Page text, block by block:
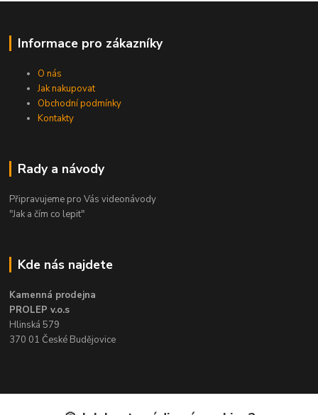
Informace pro zákazníky
O nás
Jak nakupovat
Obchodní podmínky
Kontakty
Rady a návody
Připravujeme pro Vás videonávody
"Jak a čím co lepit"
Kde nás najdete
Kamenná prodejna
PROLEP v.o.s
Hlinská 579
370 01 České Budějovice